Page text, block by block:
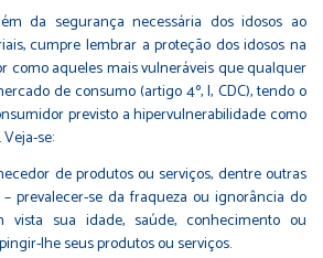
da segurança necessária dos idosos ao
cumpre lembrar a proteção dos idosos na
como aqueles mais vulneráveis que qualquer
de consumo (artigo 4º, I, CDC), tendo o
previsto a hipervulnerabilidade como
se:
de produtos ou serviços, dentre outras
– prevalecer-se da fraqueza ou ignorância do
vista sua idade, saúde, conhecimento ou
lhe seus produtos ou serviços.